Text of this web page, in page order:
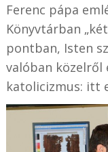
Ferenc pápa
Könyvtárban
pontban, Isten
valóban
katolicizmus: itt